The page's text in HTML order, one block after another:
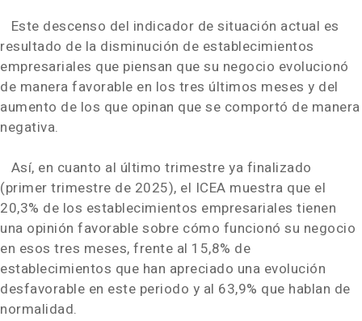
Este descenso del indicador de situación actual es
resultado de la disminución de establecimientos
empresariales que piensan que su negocio evolucionó
de manera favorable en los tres últimos meses y del
aumento de los que opinan que se comportó de manera
negativa.
Así, en cuanto al último trimestre ya finalizado
(primer trimestre de 2025), el ICEA muestra que el
20,3% de los establecimientos empresariales tienen
una opinión favorable sobre cómo funcionó su negocio
en esos tres meses, frente al 15,8% de
establecimientos que han apreciado una evolución
desfavorable en este periodo y al 63,9% que hablan de
normalidad.